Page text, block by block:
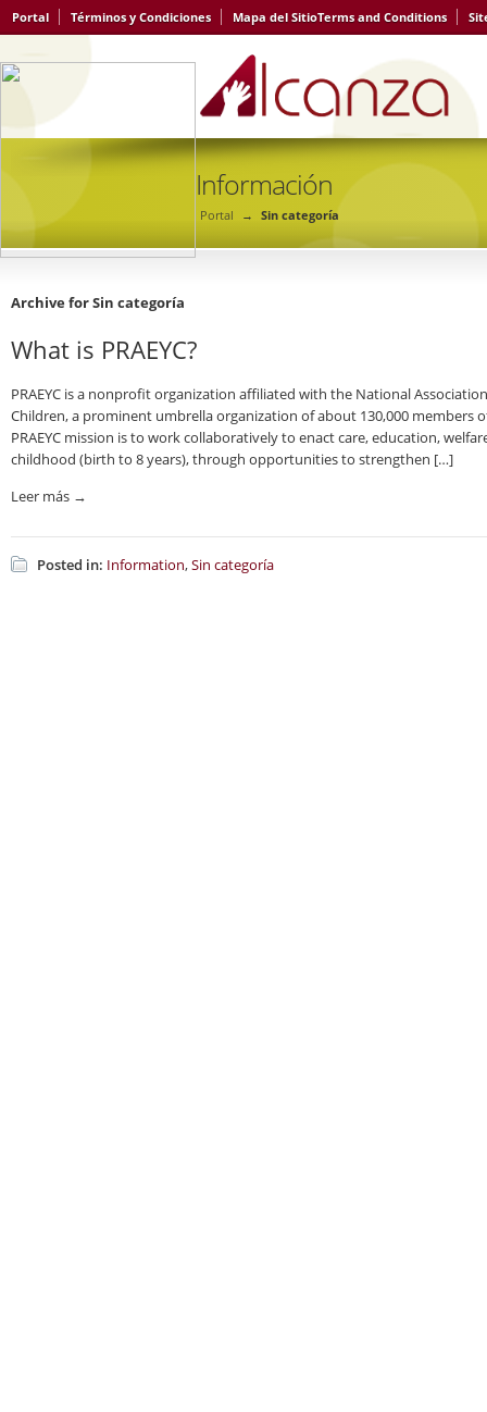
Portal Términos y Condiciones Mapa del SitioTerms and Conditions
Información
Portal → Sin categoría
Archive for Sin categoría
What is PRAEYC?
PRAEYC is a nonprofit organization affiliated with the National
Children, a prominent umbrella organization of about 130,000 members
PRAEYC mission is to work collaboratively to enact care, education,
childhood (birth to 8 years), through opportunities to strengthen […]
Leer más →
Posted in: Information,Sin categoría